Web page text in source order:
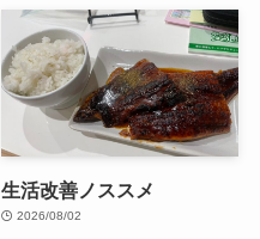
生活改善ノススメ
2026/08/02